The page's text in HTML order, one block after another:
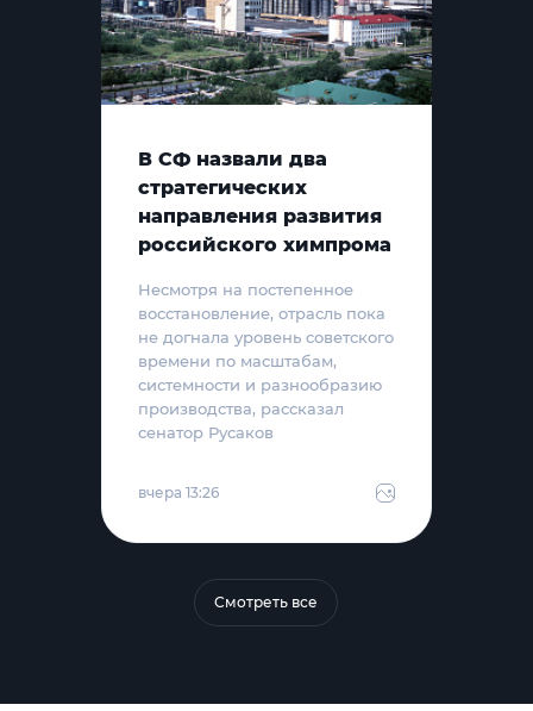
В СФ назвали два
стратегических
направления развития
российского химпрома
Несмотря на постепенное
восстановление, отрасль пока
не догнала уровень советского
времени по масштабам,
системности и разнообразию
производства, рассказал
сенатор Русаков
вчера 13:26
Смотреть все